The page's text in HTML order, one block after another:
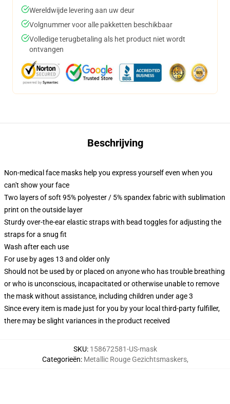
Wereldwijde levering aan uw deur
Volgnummer voor alle pakketten beschikbaar
Volledige terugbetaling als het product niet wordt
ontvangen
Beschrijving
Non-medical face masks help you express yourself even when you
can't show your face
Two layers of soft 95% polyester / 5% spandex fabric with sublimation
print on the outside layer
Sturdy over-the-ear elastic straps with bead toggles for adjusting the
straps for a snug fit
Wash after each use
For use by ages 13 and older only
Should not be used by or placed on anyone who has trouble breathing
or who is unconscious, incapacitated or otherwise unable to remove
the mask without assistance, including children under age 3
Since every item is made just for you by your local third-party fulfiller,
there may be slight variances in the product received
SKU: 158672581-US-mask
Categorieën: Metallic Rouge Gezichtsmaskers,